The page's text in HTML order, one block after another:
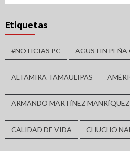
Etiquetas
#NOTICIAS PC AGUSTIN PEÑA
ALTAMIRA TAMAULIPAS
ARMANDO MARTÍNEZ MANRÍQUEZ
CALIDAD DE VIDA CHUCHO